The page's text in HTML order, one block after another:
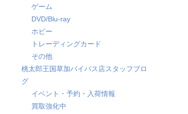
ゲーム
DVD/Blu-ray
ホビー
トレーディングカード
その他
桃太郎王国草加バイパス店スタッフブロ
グ
イベント・予約・入荷情報
買取強化中